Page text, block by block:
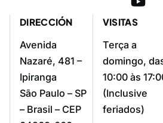
DIRECCIÓN
Avenida
Nazaré, 481 –
Ipiranga
São Paulo – SP
– Brasil – CEP
VISITAS
Terça a
domingo,
10:00 às
(Inclusive
feriados)